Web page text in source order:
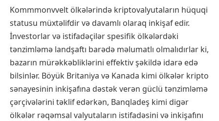
Kommmonvvelt ölkələrində kriptovalyutaların hüquqi
statusu müxtəlifdir və davamlı olaraq inkişaf edir.
İnvestorlar və istifadəçilər spesifik ölkələrdəki
tənzimləmə landşaftı barədə məlumatlı olmalıdırlar ki,
bazarın mürəkkəbliklərini effektiv şəkildə idarə edə
bilsinlər. Böyük Britaniya və Kanada kimi ölkələr kripto
sənayesinin inkişafına dəstək verən güclü tənzimləmə
çərçivələrini təklif edərkən, Banqladeş kimi digər
ölkələr rəqəmsal valyutaların istifadəsini və inkişafını